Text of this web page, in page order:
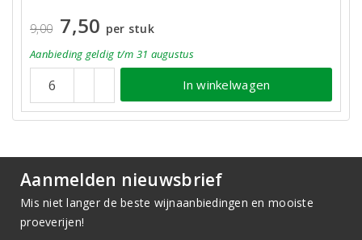
9,00 7,50 per stuk
Aanbieding geldig t/m 31 augustus
In winkelwagen
Aanmelden nieuwsbrief
Mis niet langer de beste wijnaanbiedingen en mooiste
proeverijen!